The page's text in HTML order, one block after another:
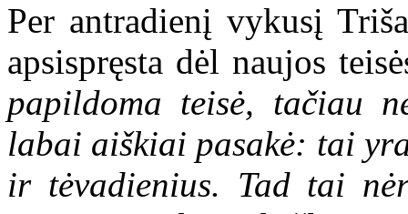
Per antradienį vykusį
apsispręsta dėl naujos
papildoma teisė, tačiau
labai aiškiai pasakė: tai
ir tėvadienius. Tad tai